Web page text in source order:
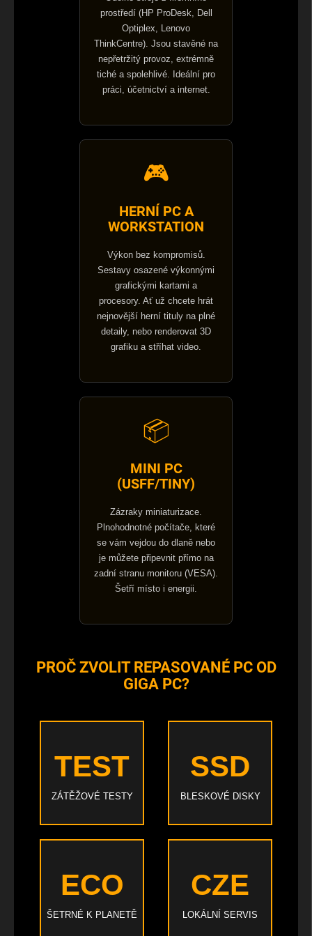
s
u
prostředí (HP ProDesk, Dell
Optiplex, Lenovo
ThinkCentre). Jsou stavěné na
nepřetržitý provoz, extrémně
tiché a spolehlivé. Ideální pro
práci, účetnictví a internet.
🎮
HERNÍ PC A
WORKSTATION
Výkon bez kompromisů.
Sestavy osazené výkonnými
grafickými kartami a
procesory. Ať už chcete hrát
nejnovější herní tituly na plné
detaily, nebo renderovat 3D
grafiku a stříhat video.
📦
MINI PC
(USFF/TINY)
Zázraky miniaturizace.
Plnohodnotné počítače, které
se vám vejdou do dlaně nebo
je můžete připevnit přímo na
zadní stranu monitoru (VESA).
Šetří místo i energii.
PROČ ZVOLIT REPASOVANÉ PC OD
GIGA PC?
TEST
ZÁTĚŽOVÉ TESTY
SSD
BLESKOVÉ DISKY
ECO
ŠETRNÉ K PLANETĚ
CZE
LOKÁLNÍ SERVIS